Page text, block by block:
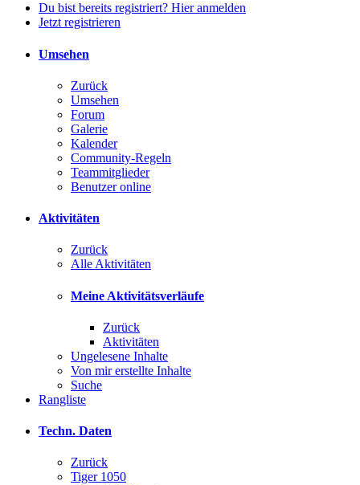
Du bist bereits registriert? Hier anmelden
Jetzt registrieren
Umsehen
Zurück
Umsehen
Forum
Galerie
Kalender
Community-Regeln
Teammitglieder
Benutzer online
Aktivitäten
Zurück
Alle Aktivitäten
Meine Aktivitätsverläufe
Zurück
Aktivitäten
Ungelesene Inhalte
Von mir erstellte Inhalte
Suche
Rangliste
Techn. Daten
Zurück
Tiger 1050